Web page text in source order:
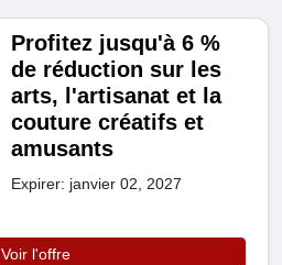
Profitez jusqu'à 6 %
de réduction sur les
arts, l'artisanat et la
couture créatifs et
amusants
Expirer: janvier 02, 2027
Voir l'offre